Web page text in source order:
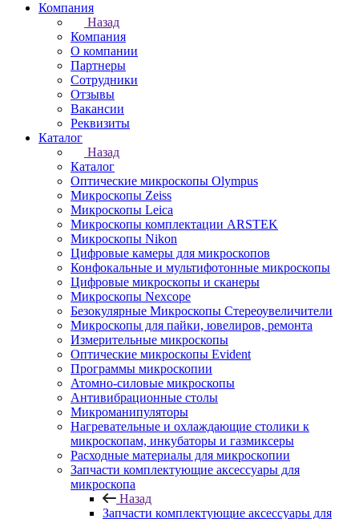
Компания
Назад
Компания
О компании
Партнеры
Сотрудники
Отзывы
Вакансии
Реквизиты
Каталог
Назад
Каталог
Оптические микроскопы Olympus
Микроскопы Zeiss
Микроскопы Leica
Микроскопы комплектации ARSTEK
Микроскопы Nikon
Цифровые камеры для микроскопов
Конфокальные и мультифотонные микроскопы
Цифровые микроскопы и сканеры
Микроскопы Nexcope
Безокулярные Микроскопы Стереоувеличители
Микроскопы для пайки, ювелиров, ремонта
Измерительные микроскопы
Оптические микроскопы Evident
Программы микроскопии
Атомно-силовые микроскопы
Антивибрационные столы
Микроманипуляторы
Нагревательные и охлаждающие столики к
микроскопам, инкубаторы и газмиксеры
Расходные материалы для микроскопии
Запчасти комплектующие аксессуары для
микроскопа
Назад
Запчасти комплектующие аксессуары для